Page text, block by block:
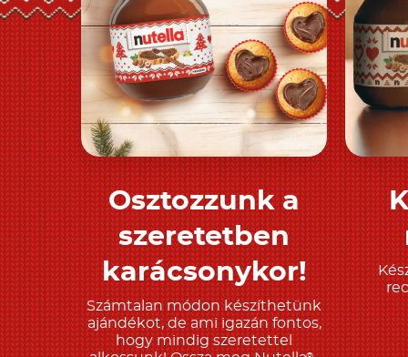
Tudjon meg többet
Osztozzunk a
szeretetben
karácsonykor!
Számtalan módon készíthetünk
ajándékot, de ami igazán fontos,
hogy mindig szeretettel